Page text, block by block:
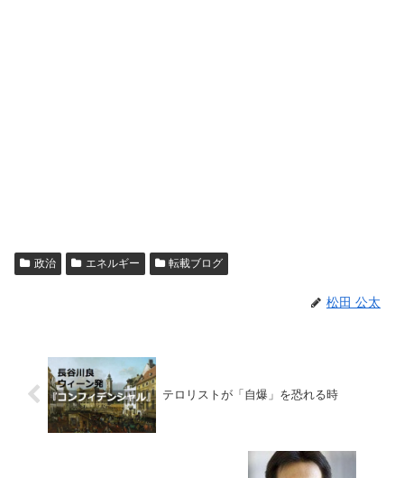
政治 エネルギー 転載ブログ
松田 公太
テロリストが「自爆」を恐れる時